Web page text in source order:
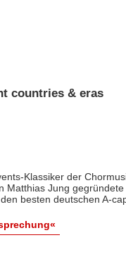
countries & eras
Klassiker der
Matthias Jung
besten deutschen A-